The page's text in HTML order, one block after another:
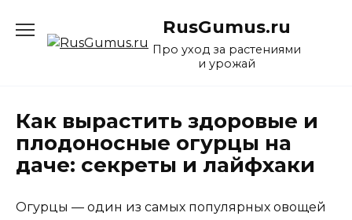
содержанию
RusGumus.ru
Про уход за растениями
и урожай
Как вырастить здоровые и
плодоносные огурцы на
даче: секреты и лайфхаки
Огурцы — один из самых популярных овощей